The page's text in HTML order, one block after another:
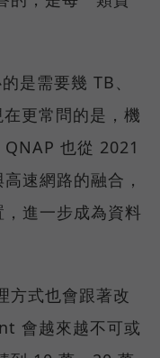
是需要幾 TB、
更常問的是，機
也從 2021
速網路的融合，
進一步成為資料
方式也會跟著改
會越來越不可或